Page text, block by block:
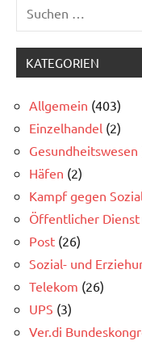
Allgemein
nach:
KATEGORIEN
Allgemein (403)
Einzelhandel (2)
Gesundheitswesen
Häfen (2)
Kampf gegen
Öffentlicher Dienst
Post (26)
Sozial- und
Telekom (26)
UPS (3)
Ver.di